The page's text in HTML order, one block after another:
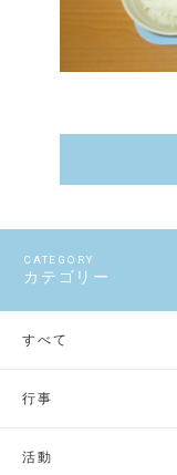
カテゴリー
すべて
行事
活動